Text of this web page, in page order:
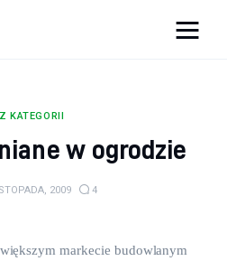
KATEGORII
w ogrodzie
2009 4
markecie budowlanym